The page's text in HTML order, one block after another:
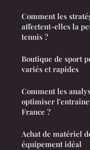
Comment les
affectent-elles la
tennis ?
Boutique de sport
variés et rapides
Comment les
optimiser
France ?
Achat de matériel
équipement idéal